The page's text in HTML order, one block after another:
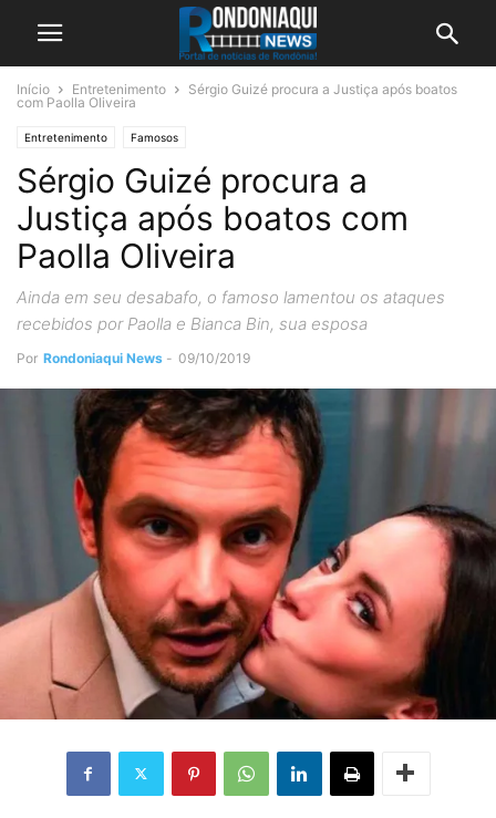
Início Entretenimento
Sérgio Guizé procura a Justiça após boatos
com Paolla Oliveira
Entretenimento Famosos
Sérgio Guizé procura a
Justiça após boatos com
Paolla Oliveira
Ainda em seu desabafo, o famoso lamentou os ataques
recebidos por Paolla e Bianca Bin, sua esposa
Por Rondoniaqui News - 09/10/2019